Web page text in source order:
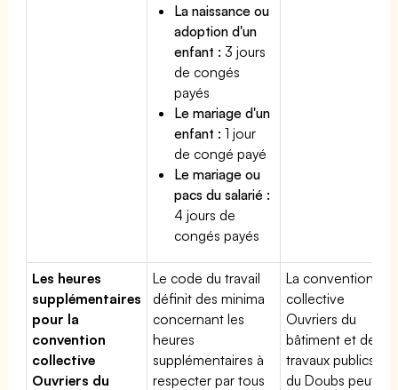
La naissance ou
adoption d'un
enfant : 3 jours
de congés
payés
Le mariage d'un
enfant : 1 jour
de congé payé
Le mariage ou
pacs du salarié :
4 jours de
congés payés
Les heures
supplémentaires
pour la
convention
collective
Ouvriers du
Le code du travail
définit des minima
concernant les
heures
supplémentaires à
respecter par tous
La convention
collective
Ouvriers du
bâtiment et des
travaux publics
du Doubs peut